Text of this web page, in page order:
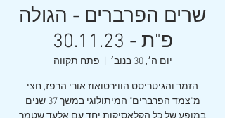
שרים הפרברים - הגולה
פ"ת - 30.11.23
יום ה׳, 30 בנוב׳ פתח תקווה
הזמר והגיטריסט הווירטואוז אורי הרפז, חצי
מ"צמד הפרברים" המיתולוגי במשך 37 שנים